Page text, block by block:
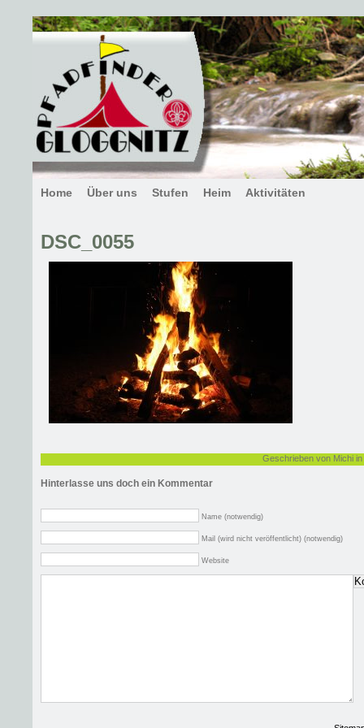
Home Über uns Stufen Heim Aktivitäten
DSC_0055
Geschrieben von Michi
Hinterlasse uns doch ein Kommentar
Name (notwendig)
Mail (wird nicht veröffentlicht) (notwendig)
Website